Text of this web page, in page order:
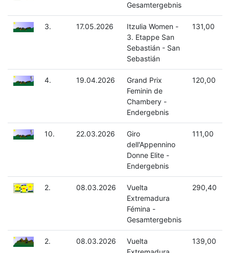
Gesamtergebnis
3. 17.05.2026
Itzulia Women -
3. Etappe San
Sebastián - San
Sebastián
131,00
4. 19.04.2026
Grand Prix
Feminin de
Chambery -
Endergebnis
120,00
10. 22.03.2026
Giro
dell'Appennino
Donne Elite -
Endergebnis
111,00
2. 08.03.2026
Vuelta
Extremadura
Fémina -
Gesamtergebnis
290,40
2. 08.03.2026
Vuelta
139,00